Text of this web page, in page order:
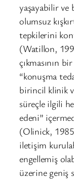
yaşayabilir ve
olumsuz
tepkilerini
(Watillon,
çıkmasının
“konuşma
birincil klinik
süreçle ilgili
edeni”
(Olinick,
iletişim
engellemiş
üzerine geniş